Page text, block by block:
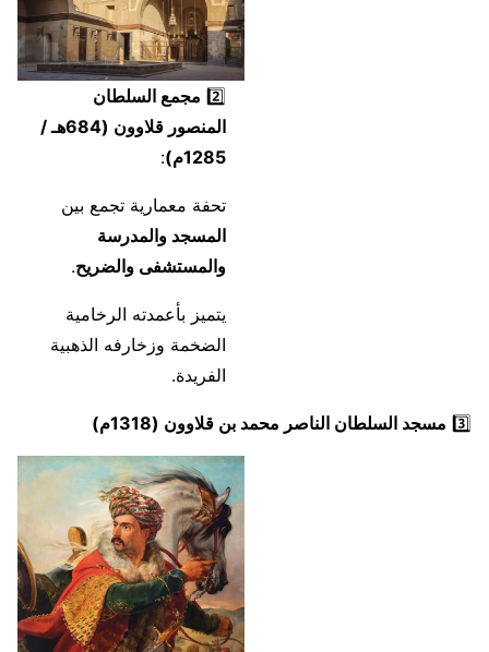
2️⃣ مجمع السلطان
المنصور قلاوون (684هـ /
1285م)
:
تحفة معمارية تجمع بين
المسجد والمدرسة
والمستشفى والضريح.
يتميز بأعمدته الرخامية
الضخمة وزخارفه الذهبية
الفريدة.
3️⃣ مسجد السلطان الناصر محمد بن قلاوون (1318م)